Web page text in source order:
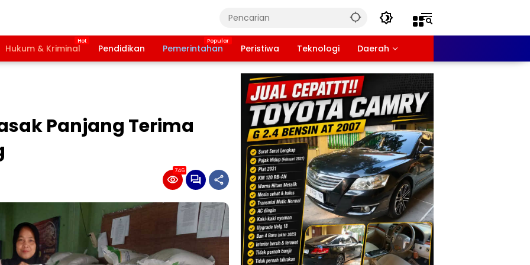
Hukum & Kriminal Pendidikan Pemerintahan Peristiwa Teknologi Daerah
Panjang Terima
746